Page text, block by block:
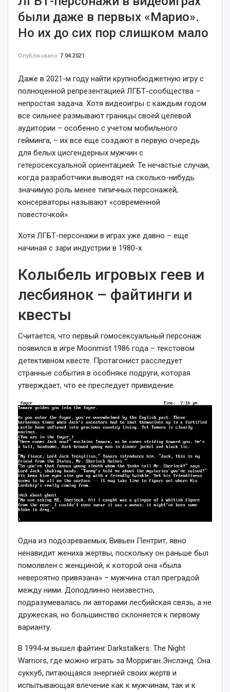
были даже в первых «Марио».
Но их до сих пор слишком мало
Опубліковано 7.04.2021
Даже в 2021-м году найти крупнобюджетную игру с
полноценной репрезентацией ЛГБТ-сообщества –
непростая задача. Хотя видеоигры с каждым годом
все сильнее размывают границы своей целевой
аудитории – особенно с учетом мобильного
гейминга, – их все еще создают в первую очередь
для белых цисгендерных мужчин с
гетеросексуальной ориентацией. Те нечастые случаи,
когда разработчики выводят на сколько-нибудь
значимую роль менее типичных персонажей,
консерваторы называют «современной
повесточкой».
Хотя ЛГБТ-персонажи в играх уже давно – еще
начиная с зари индустрии в 1980-х.
Колыбель игровых геев и
лесбиянок – файтинги и
квесты
Считается, что первый гомосексуальный персонаж
появился в игре Moonmist 1986 года – текстовом
детективном квесте. Протагонист расследует
странные события в особняке подруги, которая
утверждает, что ее преследует привидение.
Одна из подозреваемых, Вивьен Пентрит, явно
ненавидит жениха жертвы, поскольку он раньше был
помолвлен с женщиной, к которой она «была
невероятно привязана» – мужчина стал преградой
между ними. Доподлинно неизвестно,
подразумевалась ли авторами лесбийская связь, а не
дружеская, но большинство склоняется к первому
варианту.
В 1994-м вышел файтинг Darkstalkers: The Night
Warriors, где можно играть за Морриган Энслэнд. Она
суккуб, питающаяся энергией своих жертв и
испытывающая влечение как к мужчинам, так и к